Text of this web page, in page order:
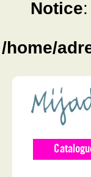
Notice
/home/